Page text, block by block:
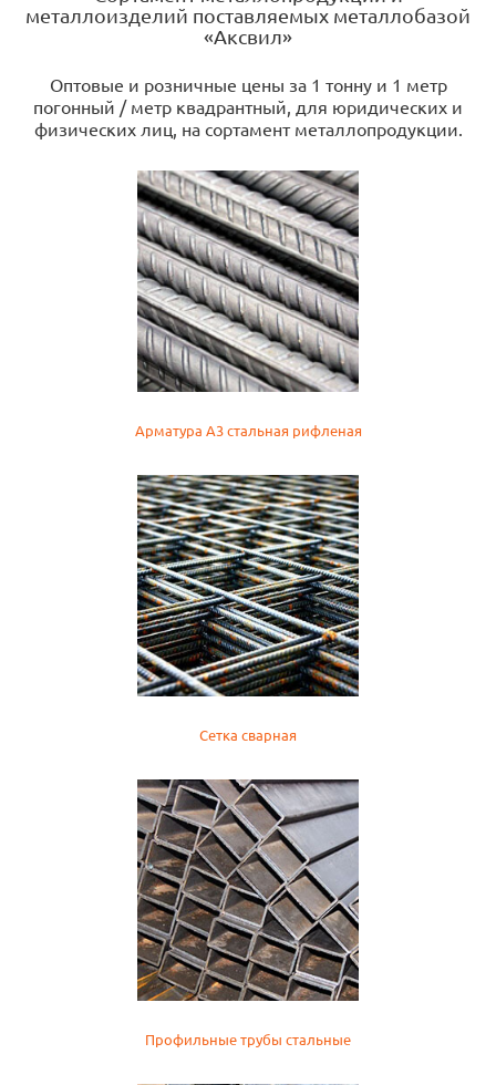
металлоизделий поставляемых металлобазой
«Аксвил»
Оптовые и розничные цены за 1 тонну и 1 метр
погонный / метр квадрантный, для юридических и
физических лиц, на сортамент металлопродукции.
Арматура А3 стальная рифленая
Сетка сварная
Профильные трубы стальные